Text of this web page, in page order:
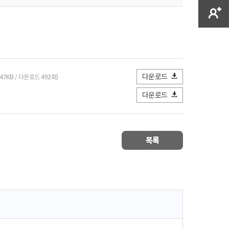
/ 다운로드 492회)
다운로드
다운로드
목록